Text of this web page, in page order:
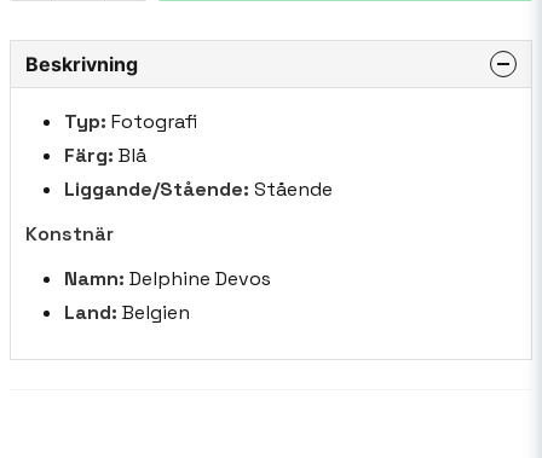
Beskrivning
Typ: Fotografi
Färg: Blå
Liggande/Stående: Stående
Konstnär
Namn: Delphine Devos
Land: Belgien